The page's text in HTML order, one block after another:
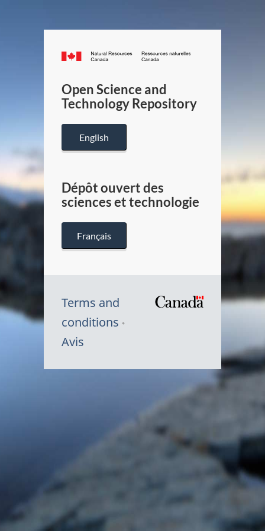
Canada.ca
/
Canada
Open Science and
Technology Repository
English
Dépôt ouvert des
sciences et technologie
Français
Terms and
conditions
Avis
du